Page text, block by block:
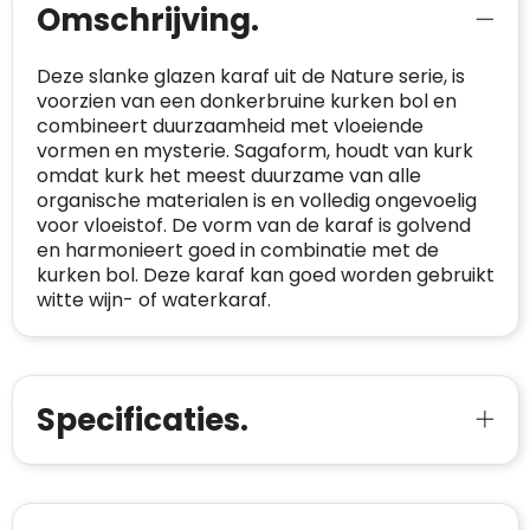
Omschrijving.
Deze slanke glazen karaf uit de Nature serie, is
voorzien van een donkerbruine kurken bol en
combineert duurzaamheid met vloeiende
vormen en mysterie. Sagaform, houdt van kurk
omdat kurk het meest duurzame van alle
organische materialen is en volledig ongevoelig
voor vloeistof. De vorm van de karaf is golvend
en harmonieert goed in combinatie met de
kurken bol. Deze karaf kan goed worden gebruikt
witte wijn- of waterkaraf.
Specificaties.
beoordelingsplatforms om
websitebezoekers toegang te geven tot
plaats.
Alleen beoordelingen die voldoen aan de
richtlijnen van Trustindex en waarvan
bewezen is dat ze spamvrij zijn worden door
de verschillende platforms geaccepteerd en
meegeteld in de scores.
Trustindex meet voortdurend de
klanttevredenheid op basis van
beoordelingen. Minder dan 1% van de
ondervraagde klanten meldde een
probleem.
Trustindex heeft de contactgegevens van de
website en de bedrijfsgegevens
onafhankelijk geverifieerd.
CONTACTGEGEVENS
Telefoonnummer:+32 479 88 00 36 Geverifieerd
mailadres:
BEDRIJFSGEGEVENS
Trustindex controleert websites voortdurend
op veiligheidsproblemen.
Safe Browsing:geen probleem
gedetecteerd
Geldig SSL-certificaat
Websites die consequent een hoog niveau
van klanttevredenheid handhaven en
veiligheidsprotocol, kunnen Trustindex-